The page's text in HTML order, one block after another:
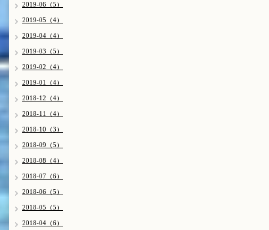
2019-06（5）
2019-05（4）
2019-04（4）
2019-03（5）
2019-02（4）
2019-01（4）
2018-12（4）
2018-11（4）
2018-10（3）
2018-09（5）
2018-08（4）
2018-07（6）
2018-06（5）
2018-05（5）
2018-04（6）